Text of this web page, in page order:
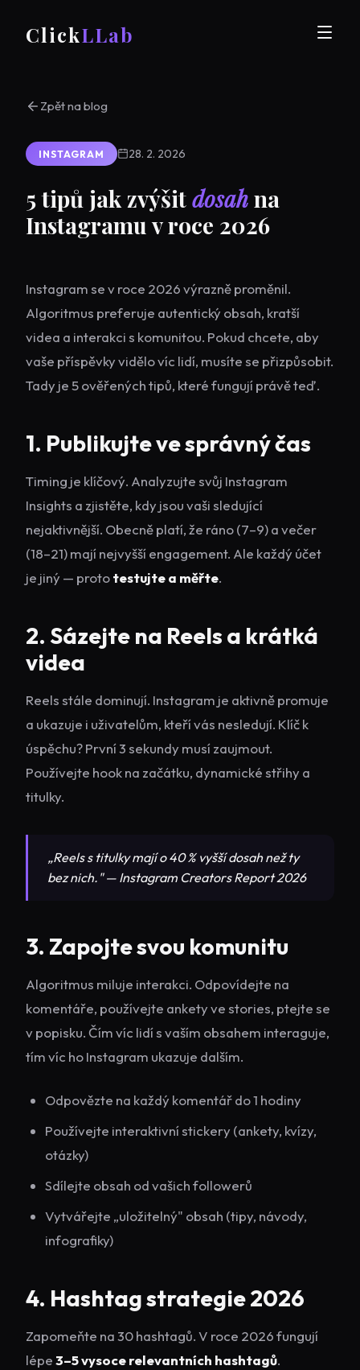
ClickLLab
Zpět na blog
INSTAGRAM 28. 2. 2026
5 tipů jak zvýšitdosahna
Instagramu v roce 2026
Instagram se v roce 2026 výrazně proměnil.
Algoritmus preferuje autentický obsah, kratší
videa a interakci s komunitou. Pokud chcete, aby
vaše příspěvky vidělo víc lidí, musíte se přizpůsobit.
Tady je 5 ověřených tipů, které fungují právě teď.
1. Publikujte ve správný čas
Timing je klíčový. Analyzujte svůj Instagram
Insights a zjistěte, kdy jsou vaši sledující
nejaktivnější. Obecně platí, že ráno (7–9) a večer
(18–21) mají nejvyšší engagement. Ale každý účet
je jiný — prototestujte a měřte.
2. Sázejte na Reels a krátká
videa
Reels stále dominují. Instagram je aktivně promuje
a ukazuje i uživatelům, kteří vás nesledují. Klíč k
úspěchu? První 3 sekundy musí zaujmout.
Používejte hook na začátku, dynamické střihy a
titulky.
„Reels s titulky mají o 40 % vyšší dosah než ty
bez nich." — Instagram Creators Report 2026
3. Zapojte svou komunitu
Algoritmus miluje interakci. Odpovídejte na
komentáře, používejte ankety ve stories, ptejte se
v popisku. Čím víc lidí s vaším obsahem interaguje,
tím víc ho Instagram ukazuje dalším.
Odpovězte na každý komentář do 1 hodiny
Používejte interaktivní stickery (ankety, kvízy,
otázky)
Sdílejte obsah od vašich followerů
Vytvářejte „uložitelný" obsah (tipy, návody,
infografiky)
4. Hashtag strategie 2026
Zapomeňte na 30 hashtagů. V roce 2026 fungují
lépe3–5 vysoce relevantních hashtagů.